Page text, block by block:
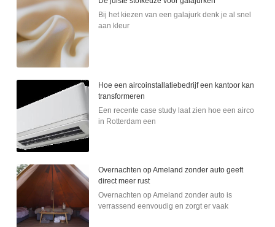
Bij het kiezen van een galajurk denk je al snel
aan kleur
Hoe een aircoinstallatiebedrijf een kantoor kan
transformeren
Een recente case study laat zien hoe een airco
in Rotterdam een
Overnachten op Ameland zonder auto geeft
direct meer rust
Overnachten op Ameland zonder auto is
verrassend eenvoudig en zorgt er vaak